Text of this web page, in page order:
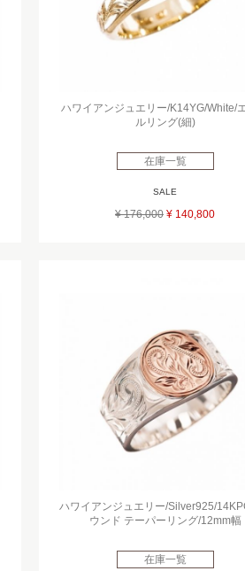
ハワイアンジュエリー/K14YG/White/
ルリング(細)
在庫一覧
SALE
¥ 176,000 ¥ 140,800
ハワイアンジュエリー/Silver925/
ウンド テーパーリング/12mm幅
在庫一覧